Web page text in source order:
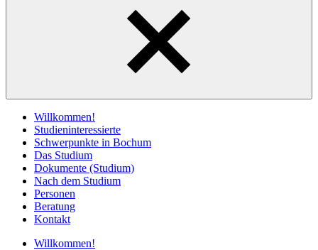
Willkommen!
Studieninteressierte
Schwerpunkte in Bochum
Das Studium
Dokumente (Studium)
Nach dem Studium
Personen
Beratung
Kontakt
Willkommen!